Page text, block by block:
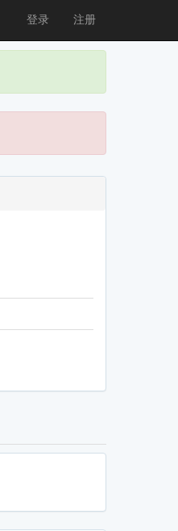
登录 注册